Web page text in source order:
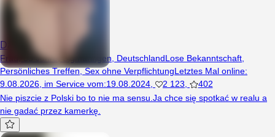
Danutahanuta68
Frau, 58 Jahre, Sigmaringen, DeutschlandLose Bekanntschaft
Persönliches Treffen,Sex ohne VerpflichtungLetztes Mal online:
9.08.2026 im Service vom:19.08.2024 2 123
402
Nie piszcie z Polski bo to nie ma sensu.Ja chce się spotkać w realu a
nie gadać przez kamerkę.